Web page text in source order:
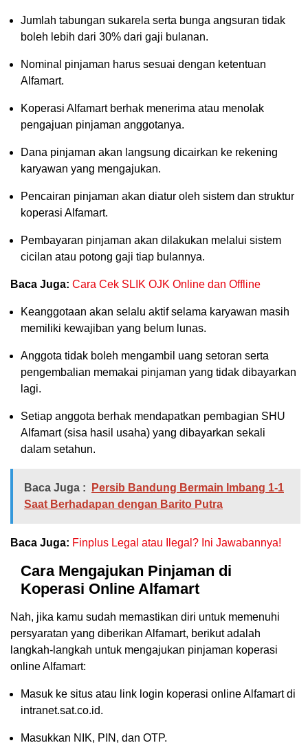
Jumlah tabungan sukarela serta bunga angsuran tidak
boleh lebih dari 30% dari gaji bulanan.
Nominal pinjaman harus sesuai dengan ketentuan
Alfamart.
Koperasi Alfamart berhak menerima atau menolak
pengajuan pinjaman anggotanya.
Dana pinjaman akan langsung dicairkan ke rekening
karyawan yang mengajukan.
Pencairan pinjaman akan diatur oleh sistem dan struktur
koperasi Alfamart.
Pembayaran pinjaman akan dilakukan melalui sistem
cicilan atau potong gaji tiap bulannya.
Baca Juga: Cara Cek SLIK OJK Online dan Offline
Keanggotaan akan selalu aktif selama karyawan masih
memiliki kewajiban yang belum lunas.
Anggota tidak boleh mengambil uang setoran serta
pengembalian memakai pinjaman yang tidak dibayarkan
lagi.
Setiap anggota berhak mendapatkan pembagian SHU
Alfamart (sisa hasil usaha) yang dibayarkan sekali
dalam setahun.
Baca Juga :
Persib Bandung Bermain Imbang 1-1
Saat Berhadapan dengan Barito Putra
Baca Juga: Finplus Legal atau Ilegal? Ini Jawabannya!
Cara Mengajukan Pinjaman di
Koperasi Online Alfamart
Nah, jika kamu sudah memastikan diri untuk memenuhi
persyaratan yang diberikan Alfamart, berikut adalah
langkah-langkah untuk mengajukan pinjaman koperasi
online Alfamart:
Masuk ke situs atau link login koperasi online Alfamart di
intranet.sat.co.id.
Masukkan NIK, PIN, dan OTP.